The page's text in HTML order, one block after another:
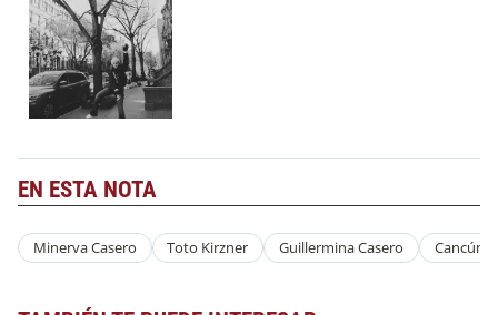
EN ESTA NOTA
Minerva Casero Toto Kirzner Guillermina Casero Cancún